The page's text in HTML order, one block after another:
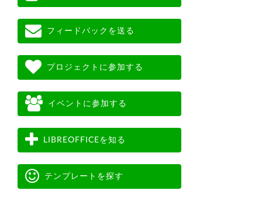
フィードバックを送る
プロジェクトに参加する
イベントに参加する
LIBREOFFICEを知る
テンプレートを探す